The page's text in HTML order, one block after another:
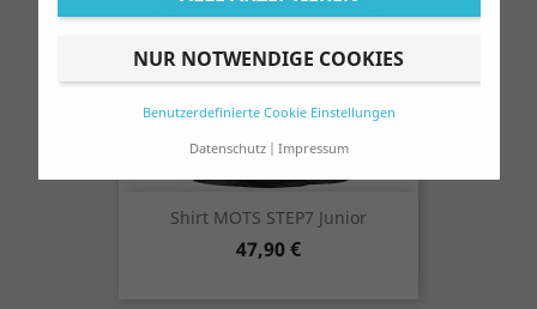
NUR NOTWENDIGE COOKIES
Benutzerdefinierte Cookie Einstellungen
Datenschutz
Impressum
Shirt MOTS STEP7 Junior
Preis
47,90 €